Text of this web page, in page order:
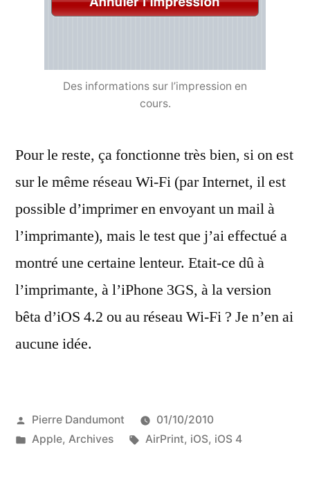
Des informations sur l’impression en
cours.
Pour le reste, ça fonctionne très bien, si on est
sur le même réseau Wi-Fi (par Internet, il est
possible d’imprimer en envoyant un mail à
l’imprimante), mais le test que j’ai effectué a
montré une certaine lenteur. Etait-ce dû à
l’imprimante, à l’iPhone 3GS, à la version
bêta d’iOS 4.2 ou au réseau Wi-Fi ? Je n’en ai
aucune idée.
Publié
par
Pierre Dandumont
01/10/2010
Publié
Apple, Archives Étiquettes :
AirPrint, iOS, iOS 4